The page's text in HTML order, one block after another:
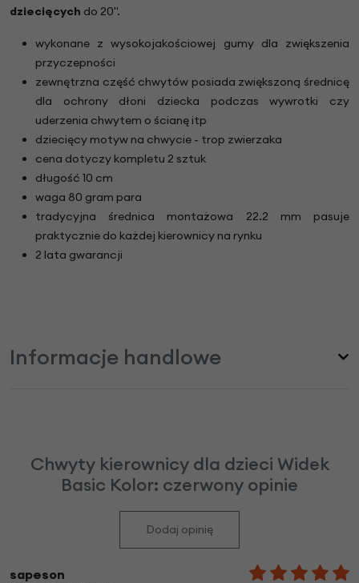
dziecięcych do 20".
wykonane z wysokojakościowej gumy dla zwiększenia
przyczepności
zewnętrzna część chwytów posiada zwiększoną średnicę
dla ochrony dłoni dziecka podczas wywrotki czy
uderzenia chwytem o ścianę itp
dziecięcy motyw na chwycie - trop zwierzaka
cena dotyczy kompletu 2 sztuk
długość 10 cm
waga 80 gram para
tradycyjna średnica montażowa 22.2 mm pasuje
praktycznie do każdej kierownicy na rynku
2 lata gwarancji
Informacje handlowe
Chwyty kierownicy dla dzieci Widek
Basic Kolor: czerwony opinie
Dodaj opinię
sapeson